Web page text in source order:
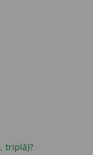
triplă)?